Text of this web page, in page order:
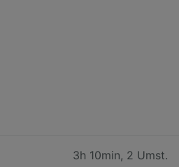
3h 10min, 2 Umst.